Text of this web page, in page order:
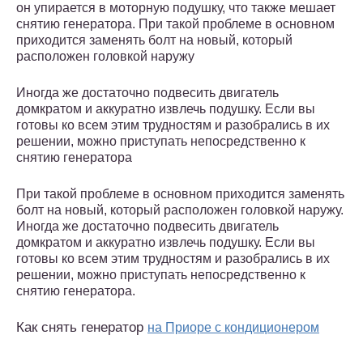
он упирается в моторную подушку, что также мешает
снятию генератора. При такой проблеме в основном
приходится заменять болт на новый, который
расположен головкой наружу
Иногда же достаточно подвесить двигатель
домкратом и аккуратно извлечь подушку. Если вы
готовы ко всем этим трудностям и разобрались в их
решении, можно приступать непосредственно к
снятию генератора
При такой проблеме в основном приходится заменять
болт на новый, который расположен головкой наружу.
Иногда же достаточно подвесить двигатель
домкратом и аккуратно извлечь подушку. Если вы
готовы ко всем этим трудностям и разобрались в их
решении, можно приступать непосредственно к
снятию генератора.
Как снять генератор на Приоре с кондиционером